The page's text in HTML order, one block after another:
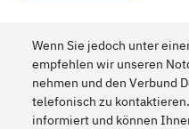
Wenn Sie jedoch unter
empfehlen wir unseren
nehmen und den Verbund
telefonisch zu
informiert und können